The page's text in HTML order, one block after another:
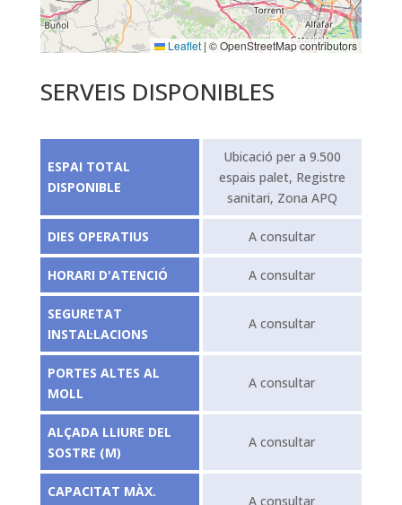
Leaflet | © OpenStreetMap contributors
SERVEIS DISPONIBLES
ESPAI TOTAL
DISPONIBLE
Ubicació per a 9.500
espais palet, Registre
sanitari, Zona APQ
DIES OPERATIUS A consultar
HORARI D'ATENCIÓ A consultar
SEGURETAT
INSTAL·LACIONS
A consultar
PORTES ALTES AL
MOLL
A consultar
ALÇADA LLIURE DEL
SOSTRE (M)
A consultar
CAPACITAT MÀX.
A consultar